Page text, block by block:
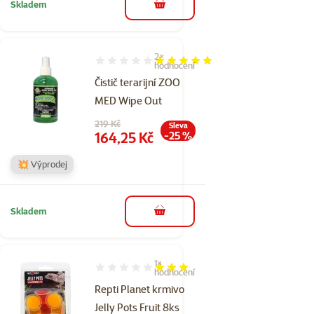
Skladem do košíku
Čistič terarijní ZOO
MED Wipe Out
Hodnocení 100%, počet hodnocení: 2
2×
hodnocení
Původní cena
219 Kč
Cena
164,25 Kč
Sleva
-25 %
💥 Výprodej
Skladem do košíku
Repti Planet krmivo
Jelly Pots Fruit 8ks
Hodnocení 60%, počet hodnocení: 1
1×
hodnocení